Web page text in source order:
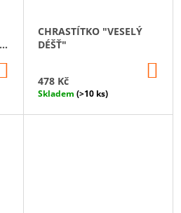
KOŠÍKU
CHRASTÍTKO "VESELÝ
DÉŠŤ"
478 Kč
Skladem (>10 ks)